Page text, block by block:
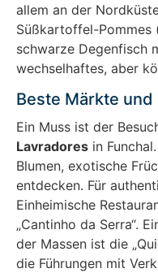
allem an der
Süßkartoffel-
schwarze Degenfisch
wechselhaftes, aber
Beste Märkte und
Ein Muss ist der
Lavradores in
Blumen, exotische
entdecken. Für
Einheimische
„Cantinho da Serra“.
der Massen ist die
die Führungen mit